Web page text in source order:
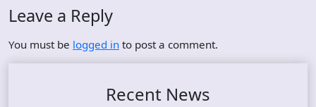
Leave a Reply
You must be logged in to post a comment.
Recent News